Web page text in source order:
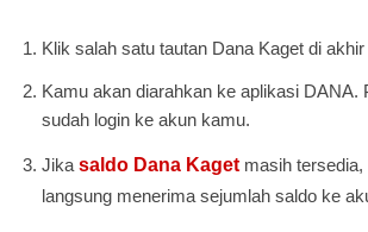
Klik salah satu tautan Dana Kaget di akhir
Kamu akan diarahkan ke aplikasi DANA.
sudah login ke akun kamu.
Jika saldo Dana Kaget masih
langsung menerima sejumlah saldo ke